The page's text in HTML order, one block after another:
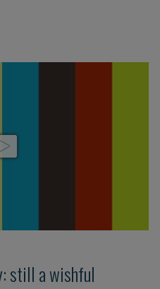
still a wishful